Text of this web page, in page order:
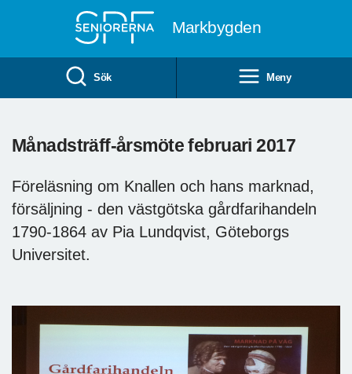
Markbygden
Sök Meny
Månadsträff-årsmöte februari 2017
Föreläsning om Knallen och hans marknad,
försäljning - den västgötska gårdfarihandeln
1790-1864 av Pia Lundqvist, Göteborgs
Universitet.